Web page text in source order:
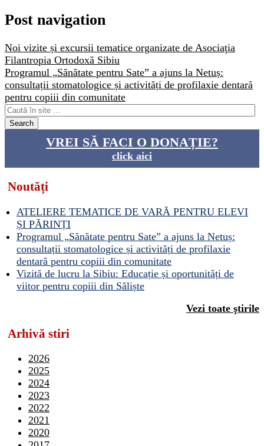
Post navigation
Noi vizite și excursii tematice organizate de Asociaţia
Filantropia Ortodoxă Sibiu
Programul „Sănătate pentru Sate” a ajuns la Netuș:
consultații stomatologice și activități de profilaxie dentară
pentru copiii din comunitate
VREI SĂ FACI O DONAȚIE?
click aici
Noutăți
ATELIERE TEMATICE DE VARĂ PENTRU ELEVI
ȘI PĂRINȚI
Programul „Sănătate pentru Sate” a ajuns la Netuș:
consultații stomatologice și activități de profilaxie
dentară pentru copiii din comunitate
Vizită de lucru la Sibiu: Educație și oportunități de
viitor pentru copiii din Săliște
Vezi toate ştirile
Arhivă stiri
2026
2025
2024
2023
2022
2021
2020